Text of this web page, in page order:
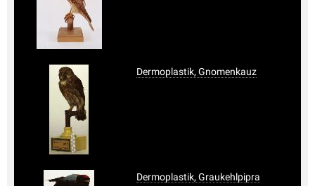
Dermoplastik, Gnomenkauz
Dermoplastik, Graukehlpipra